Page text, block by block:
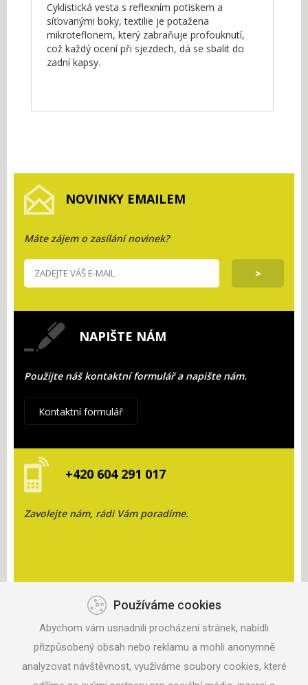
Cyklistická vesta s reflexním potiskem a
síťovanými boky, textilie je potažena
mikroteflonem, který zabraňuje profouknutí,
což každý ocení při sjezdech, dá se sbalit do
zadní kapsy.
NOVINKY EMAILEM
Máte zájem o zasílání novinek?
NAPIŠTE NÁM
Použijte náš kontaktní formulář a napište nám.
Kontaktní formulář
+420 604 291 017
Zavolejte nám, rádi Vám poradíme.
ANISPORT, S.R.O.
ZAHRADNÍ 330
687 06 VELEHRAD
Používáme cookies
Abychom vám usnadnili procházení stránek, nabídli
přizpůsobený obsah nebo reklamu a mohli anonymně
analyzovat návštěvnost, využíváme soubory cookies, které